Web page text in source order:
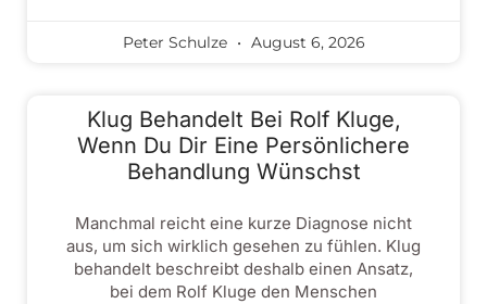
Peter Schulze August 6, 2026
Klug Behandelt Bei Rolf Kluge,
Wenn Du Dir Eine Persönlichere
Behandlung Wünschst
Manchmal reicht eine kurze Diagnose nicht
aus, um sich wirklich gesehen zu fühlen. Klug
behandelt beschreibt deshalb einen Ansatz,
bei dem Rolf Kluge den Menschen